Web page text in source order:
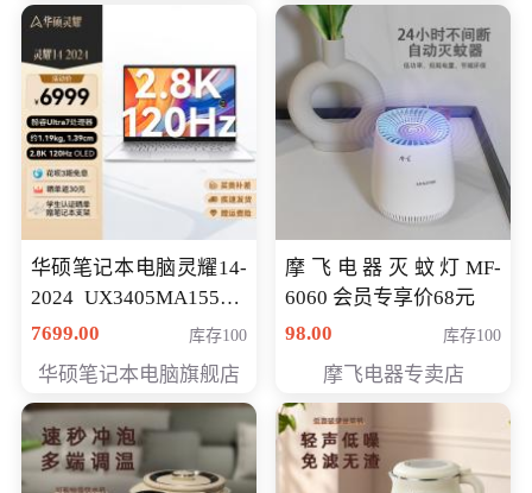
华硕笔记本电脑灵耀14-
2024 UX3405MA155夜
空蓝 oled 智慧轻薄本 会
7699.00 库存100
华硕笔记本电脑旗舰店
摩飞电器灭蚊灯MF-
6060 会员专享价68元
98.00
库存100
摩飞电器专卖店